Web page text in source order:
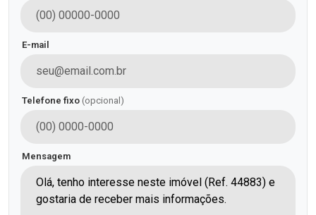
E-mail
Telefone fixo (opcional)
Mensagem